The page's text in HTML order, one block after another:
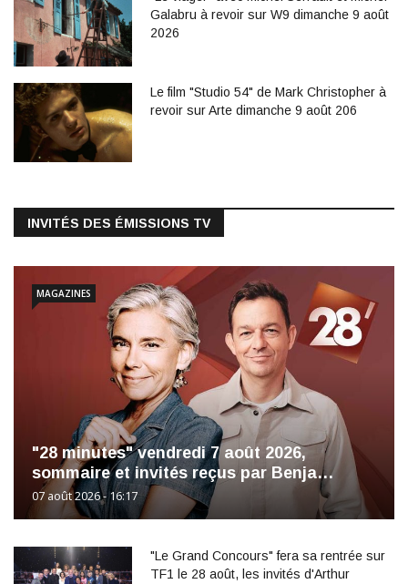
Galabru à revoir sur W9 dimanche 9 août
2026
Le film "Studio 54" de Mark Christopher à
revoir sur Arte dimanche 9 août 206
INVITÉS DES ÉMISSIONS TV
"28 minutes" vendredi 7 août 2026,
sommaire et invités reçus par Benja…
07 août 2026 - 16:17
MAGAZINES
"Le Grand Concours" fera sa rentrée sur
TF1 le 28 août, les invités d'Arthur